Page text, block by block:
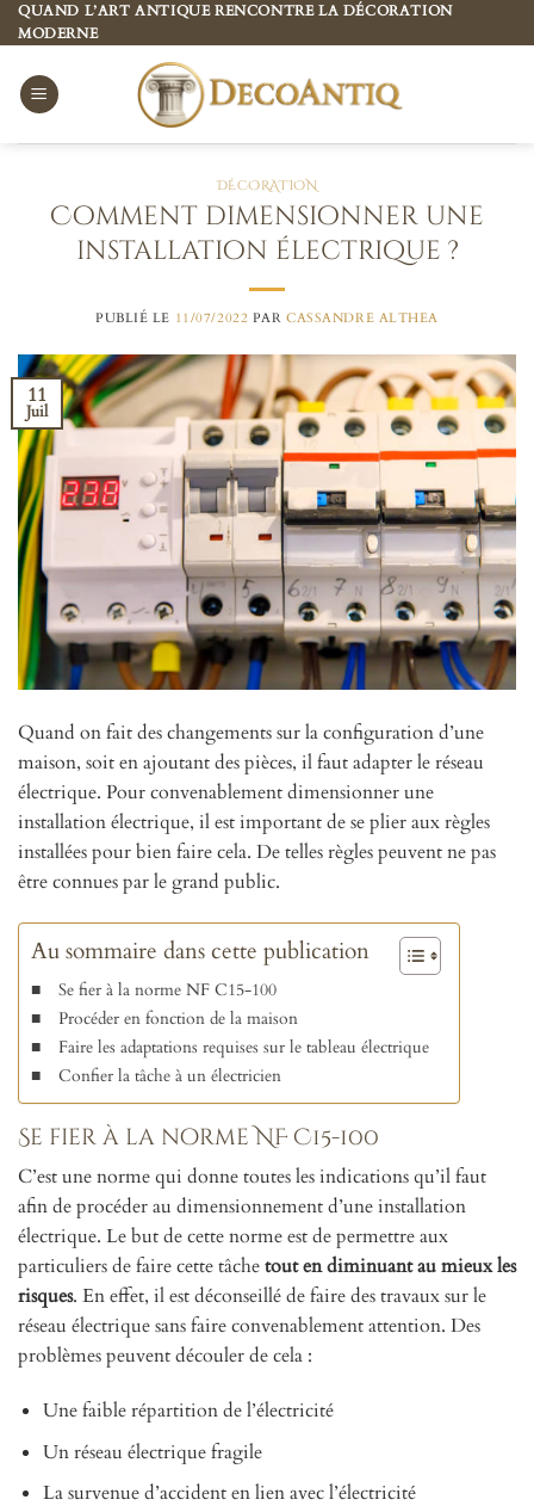
Passer
au
contenu
QUAND L’ART ANTIQUE RENCONTRE LA DÉCORATION
MODERNE
DÉCORATION
Comment dimensionner une
installation électrique ?
PUBLIÉ LE 11/07/2022 PARCASSANDRE ALTHEA
11
Juil
Quand on fait des changements sur la configuration d’une
maison, soit en ajoutant des pièces, il faut adapter le réseau
électrique. Pour convenablement dimensionner une
installation électrique, il est important de se plier aux règles
installées pour bien faire cela. De telles règles peuvent ne pas
être connues par le grand public.
Au sommaire dans cette publication
Se fier à la norme NF C15-100
Procéder en fonction de la maison
Faire les adaptations requises sur le tableau électrique
Confier la tâche à un électricien
Se fier à la norme NF C15-100
C’est une norme qui donne toutes les indications qu’il faut
afin de procéder au dimensionnement d’une installation
électrique. Le but de cette norme est de permettre aux
particuliers de faire cette tâchetout en diminuant au mieux les
risques. En effet, il est déconseillé de faire des travaux sur le
réseau électrique sans faire convenablement attention. Des
problèmes peuvent découler de cela :
Une faible répartition de l’électricité
Un réseau électrique fragile
La survenue d’accident en lien avec l’électricité